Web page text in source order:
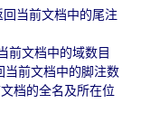
当前文档中的尾注
文档中的域数目
当前文档中的脚注数
档的全名及所在位